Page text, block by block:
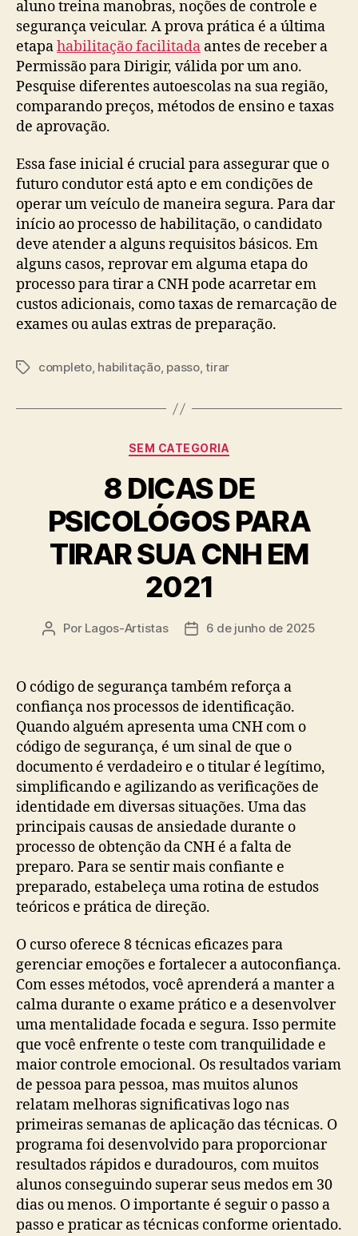
aluno treina manobras, noções de controle e
segurança veicular. A prova prática é a última
etapahabilitação facilitada antes de receber a
Permissão para Dirigir, válida por um ano.
Pesquise diferentes autoescolas na sua região,
comparando preços, métodos de ensino e taxas
de aprovação.
Essa fase inicial é crucial para assegurar que o
futuro condutor está apto e em condições de
operar um veículo de maneira segura. Para dar
início ao processo de habilitação, o candidato
deve atender a alguns requisitos básicos. Em
alguns casos, reprovar em alguma etapa do
processo para tirar a CNH pode acarretar em
custos adicionais, como taxas de remarcação de
exames ou aulas extras de preparação.
Tagscompleto, habilitação, passo,tirar
Categorias
SEM CATEGORIA
8 DICAS DE
PSICOLÓGOS PARA
TIRAR SUA CNH EM
2021
Autor
Por Lagos-Artistas
Data6 de junho de 2025
O código de segurança também reforça a
confiança nos processos de identificação.
Quando alguém apresenta uma CNH com o
código de segurança, é um sinal de que o
documento é verdadeiro e o titular é legítimo,
simplificando e agilizando as verificações de
identidade em diversas situações. Uma das
principais causas de ansiedade durante o
processo de obtenção da CNH é a falta de
preparo. Para se sentir mais confiante e
preparado, estabeleça uma rotina de estudos
teóricos e prática de direção.
O curso oferece 8 técnicas eficazes para
gerenciar emoções e fortalecer a autoconfiança.
Com esses métodos, você aprenderá a manter a
calma durante o exame prático e a desenvolver
uma mentalidade focada e segura. Isso permite
que você enfrente o teste com tranquilidade e
maior controle emocional. Os resultados variam
de pessoa para pessoa, mas muitos alunos
relatam melhoras significativas logo nas
primeiras semanas de aplicação das técnicas. O
programa foi desenvolvido para proporcionar
resultados rápidos e duradouros, com muitos
alunos conseguindo superar seus medos em 30
dias ou menos. O importante é seguir o passo a
passo e praticar as técnicas conforme orientado.